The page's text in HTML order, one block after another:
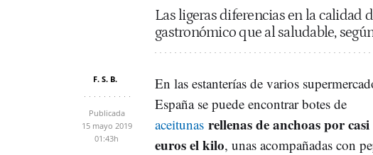
Las ligeras diferencias en la calidad
gastronómico que al saludable,
F. S. B.
Publicada
15 mayo 2019
01:43h
En las estanterías de varios
España se puede encontrar botes de
aceitunas rellenas de anchoas por casi
euros el kilo, unas acompañadas con